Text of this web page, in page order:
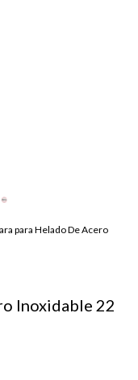
para Helado De Acero
Inoxidable 22